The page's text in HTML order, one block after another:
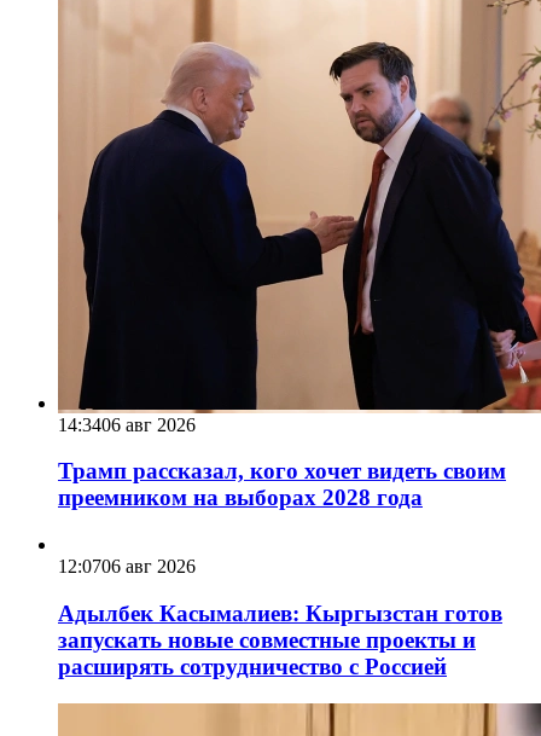
14:3406 авг 2026
Трамп рассказал, кого хочет видеть своим
преемником на выборах 2028 года
12:0706 авг 2026
Адылбек Касымалиев: Кыргызстан готов
запускать новые совместные проекты и
расширять сотрудничество с Россией